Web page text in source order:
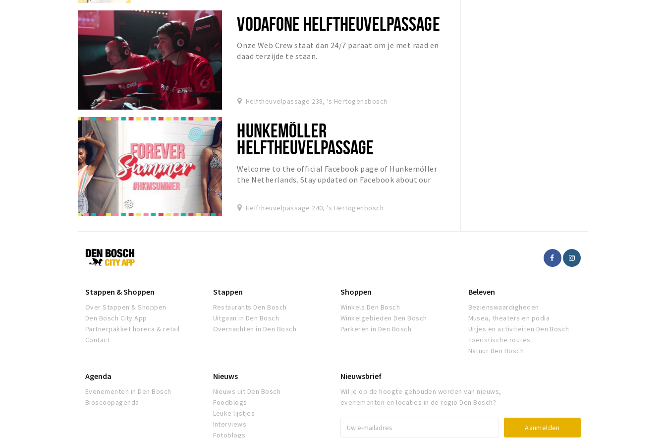
VODAFONE HELFTHEUVELPASSAGE
Onze Web Crew staat dan 24/7 paraat om je met raad en
daad terzijde te staan.
Helftheuvelpassage 238, 's Hertogensbosch
HUNKEMÖLLER
HELFTHEUVELPASSAGE
Welcome to the official Facebook page of Hunkemöller
the Netherlands. Stay updated on Facebook about our
Helftheuvelpassage 240, 's Hertogenbosch
Den
Bosch
Stappen & Shoppen
Over Stappen & Shoppen
Den Bosch City App
Partnerpakket horeca & retail
Contact
Stappen
Restaurants Den Bosch
Uitgaan in Den Bosch
Overnachten in Den Bosch
Shoppen
Winkels Den Bosch
Winkelgebieden Den Bosch
Parkeren in Den Bosch
Beleven
Bezienswaardigheden
Musea, theaters en podia
Uitjes en activiteiten Den Bosch
Toeristische routes
Natuur Den Bosch
Agenda
Evenementen in Den Bosch
Bioscoopagenda
Nieuws
Nieuws uit Den Bosch
Foodblogs
Leuke lijstjes
Interviews
Fotoblogs
Nieuwsbrief
Wil je op de hoogte gehouden worden van nieuws,
evenementen en locaties in de regio Den Bosch?